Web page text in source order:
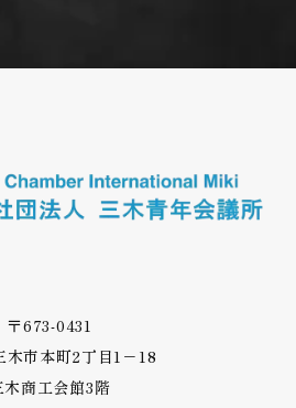
〒673-0431
木市本町2丁目1－18
木商工会館3階